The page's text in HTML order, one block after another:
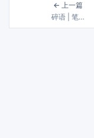
← 上一篇
碎语 | 笔…